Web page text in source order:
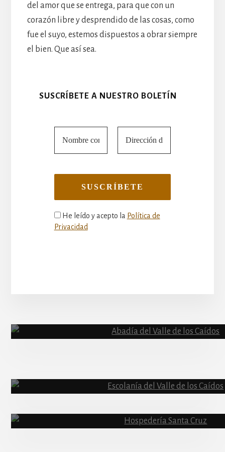
del amor que se entrega, para que con un
corazón libre y desprendido de las cosas, como
fue el suyo, estemos dispuestos a obrar siempre
el bien. Que así sea.
SUSCRÍBETE A NUESTRO BOLETÍN
He leído y acepto la Política de
Privacidad
Content